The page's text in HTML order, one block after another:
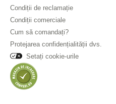
Condiții de reclamație
Condiții comerciale
Cum să comandați?
Protejarea confidențialității dvs.
Setați cookie-urile